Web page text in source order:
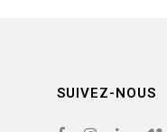
SUIVEZ-NOUS